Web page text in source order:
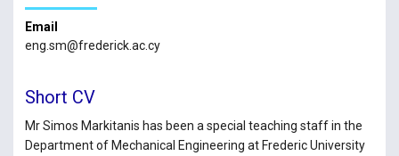
Email
eng.sm@frederick.ac.cy
Short CV
Mr Simos Markitanis has been a special teaching staff in the
Department of Mechanical Engineering at Frederic University